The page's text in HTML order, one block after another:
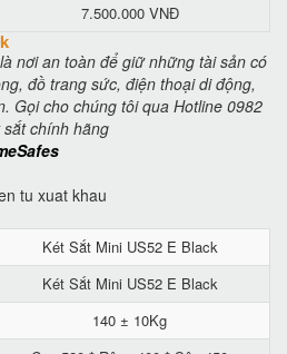
7.500.000 VNĐ
nơi an toàn để giữ những tài sản có
đồ trang sức, điện thoại di động,
Gọi cho chúng tôi qua Hotline 0982
chính hãng
Két Sắt Mini US52 E Black
Két Sắt Mini US52 E Black
140 ± 10Kg